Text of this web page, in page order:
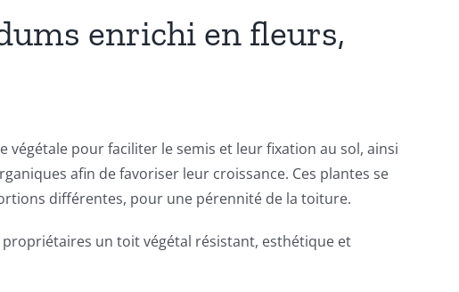
enrichi en fleurs,
végétale pour faciliter le semis et leur fixation au sol, ainsi
afin de favoriser leur croissance. Ces plantes se
différentes, pour une pérennité de la toiture.
un toit végétal résistant, esthétique et